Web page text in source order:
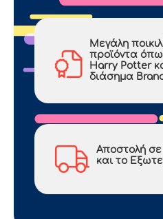
Mεγάλη
προϊόντα
Harry Potter
διάσημα
Αποστολή σε
και το